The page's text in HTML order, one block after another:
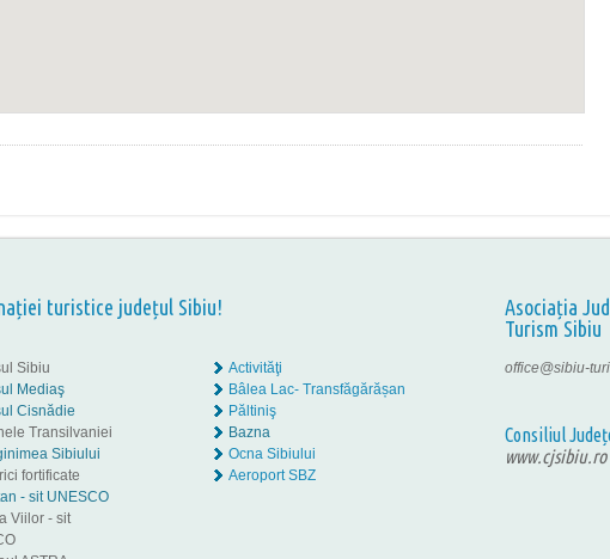
turistice județul Sibiu!
Asociația
Turism Sibiu
Sibiu
Mediaş
Cisnădie
Transilvaniei
Sibiului
fortificate
- sit UNESCO
Viilor - sit
Activităţi
Bâlea Lac- Transfăgărășan
Păltiniş
Bazna
Ocna Sibiului
Aeroport SBZ
office@sibiu-
Consiliul
www.cjsibiu.ro